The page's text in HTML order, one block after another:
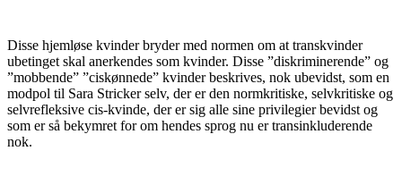
Disse hjemløse kvinder bryder med normen om at transkvinder
ubetinget skal anerkendes som kvinder. Disse ”diskriminerende” og
”mobbende” ”ciskønnede” kvinder beskrives, nok ubevidst, som en
modpol til Sara Stricker selv, der er den normkritiske, selvkritiske og
selvrefleksive cis-kvinde, der er sig alle sine privilegier bevidst og
som er så bekymret for om hendes sprog nu er transinkluderende
nok.